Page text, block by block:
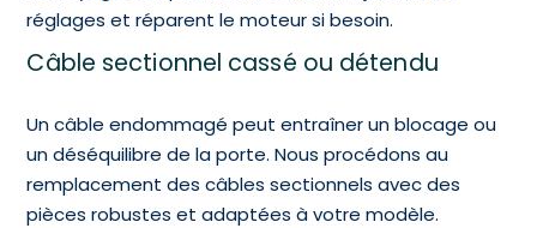
réglages et réparent le moteur si besoin.
Câble sectionnel cassé ou détendu
Un câble endommagé peut entraîner un blocage ou
un déséquilibre de la porte. Nous procédons au
remplacement des câbles sectionnels avec des
pièces robustes et adaptées à votre modèle.